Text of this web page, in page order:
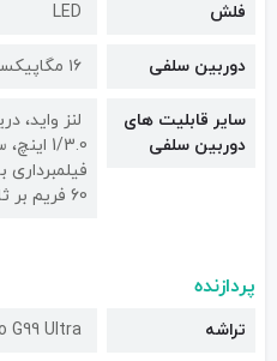
فلش LED
دوربین سلفی ۱۶ مگاپیکسل
سایر قابلیت های
دوربین سلفی
60 فریم بر ثانیه
پردازنده
تراشه G99 Ultra